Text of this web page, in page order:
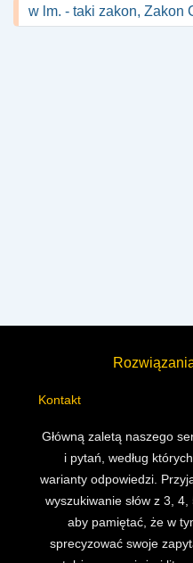
w lm. - taki zakon, Zakon
Kontakt
Główną zaletą naszego
i pytań, według
warianty odpowiedzi.
wyszukiwanie słów z 3,
aby pamiętać, że w
sprecyzować swoje